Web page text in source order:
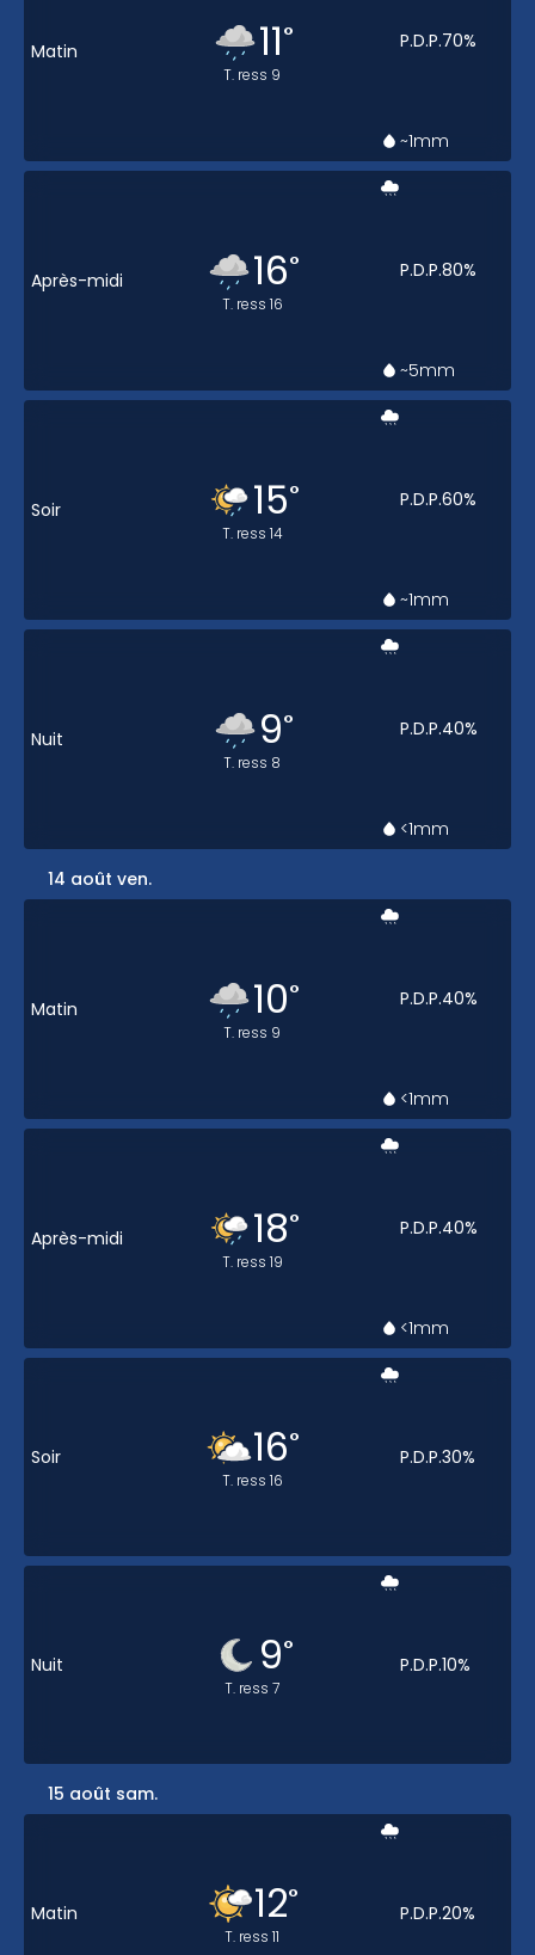
Matin 11°
T. ress 9
P.D.P.70%
~1mm
Après-midi 16°
T. ress 16
P.D.P.80%
~5mm
Soir 15°
T. ress 14
P.D.P.60%
~1mm
Nuit 9°
T. ress 8
P.D.P.40%
<1mm
14 août ven.
Matin 10°
T. ress 9
P.D.P.40%
<1mm
Après-midi 18°
T. ress 19
P.D.P.40%
<1mm
Soir 16°
T. ress 16
P.D.P.30%
Nuit 9°
T. ress 7
P.D.P.10%
15 août sam.
Matin 12°
T. ress 11
P.D.P.20%